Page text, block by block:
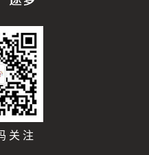
关注